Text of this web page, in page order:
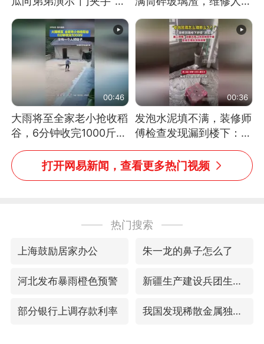
网友：果然言传不如身
教！
称是人为原因，从未见过
洗衣机自爆
00:46
大雨将至全家老小抢收稻
谷，6分钟收完1000斤，
没有一个人掉链子
00:36
发泡水泥填不满，装修师
傅检查发现漏到楼下：出
风口未延伸到外墙
打开网易新闻，查看更多热门视频
热门搜索
上海鼓励居家办公 朱一龙的鼻子怎么了
河北发布暴雨橙色预警 新疆生产建设兵团生态环境局原局长被查
部分银行上调存款利率 我国发现稀散金属独立新矿物——乌斯河锗矿